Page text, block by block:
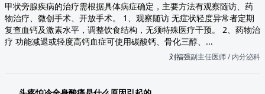
甲状旁腺疾病的治疗需根据具体病症确定，主要方法有观察随访、药
物治疗、微创手术、开放手术。 1、观察随访 无症状轻度异常者定期
复查血钙及激素水平，调整饮食结构，无须特殊医疗干预。 2、药物治
疗 功能减退或轻度高钙血症可使用碳酸钙、骨化三醇、...
刘福强副主任医师 / 内分泌科